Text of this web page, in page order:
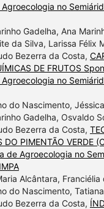
no
Gadelha, Ana
da Silva, Larissa Félix
Bezerra da Costa,
DE FRUTOS
no
do Nascimento,
Gadelha, Osvaldo
Bezerra da Costa,
DO PIMENTÃO VERDE
de Agroecologia no
Alcântara, Franciélia
do Nascimento,
Bezerra da Costa,